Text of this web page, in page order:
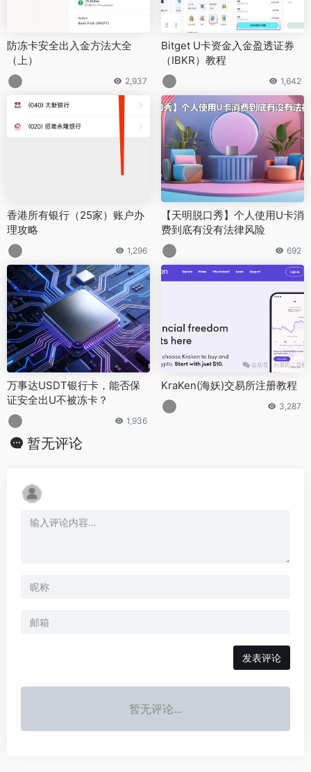
防冻卡安全出入金方法大全
（上）
2,937
Bitget U卡资金入金盈透证券
（IBKR）教程
1,642
香港所有银行（25家）账户办
理攻略
1,296
【天明脱口秀】个人使用U卡消
费到底有没有法律风险
692
万事达USDT银行卡，能否保
证安全出U不被冻卡？
1,936
KraKen(海妖)交易所注册教程
3,287
暂无评论
发表评论
暂无评论...